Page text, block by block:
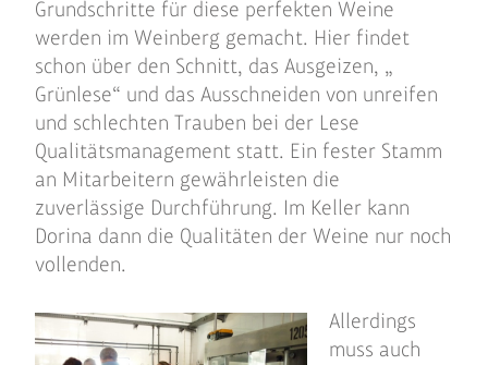
Grundschritte für diese perfekten Weine
werden im Weinberg gemacht. Hier findet
schon über den Schnitt, das Ausgeizen, „
Grünlese“ und das Ausschneiden von unreifen
und schlechten Trauben bei der Lese
Qualitätsmanagement statt. Ein fester Stamm
an Mitarbeitern gewährleisten die
zuverlässige Durchführung. Im Keller kann
Dorina dann die Qualitäten der Weine nur noch
vollenden.
Allerdings
muss auch